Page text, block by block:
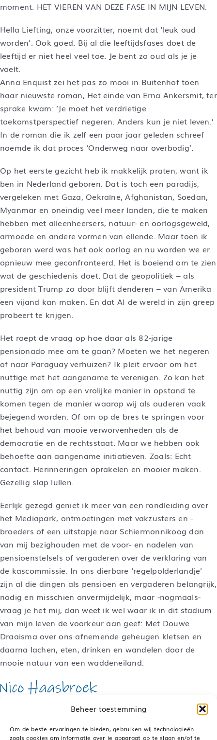
Beheer toestemming
Om de beste ervaringen te bieden, gebruiken wij technologieën
zoals cookies om informatie over je apparaat op te slaan en/of te
moment. HET VIEREN VAN DEZE FASE IN MIJN LEVEN.
Hella Liefting, onze voorzitter, noemt dat ‘leuk oud
worden’. Ook goed. Bij al die leeftijdsfases doet de
leeftijd er niet heel veel toe. Je bent zo oud als je je
voelt.
Anna Enquist zei het pas zo mooi in Buitenhof toen
haar nieuwste roman, Het einde van Erna Ankersmit, ter
sprake kwam: ’Je moet het verdrietige
toekomstperspectief negeren. Anders kun je niet leven.’
In de roman die ik zelf een paar jaar geleden schreef
noemde ik dat proces ‘Onderweg naar overbodig’.
Op het eerste gezicht heb ik makkelijk praten, want ik
ben in Nederland geboren. Dat is toch een paradijs,
vergeleken met Gaza, Oekraïne, Afghanistan, Soedan,
Myanmar en oneindig veel meer landen, die te maken
hebben met alleenheersers, natuur- en oorlogsgeweld,
armoede en andere vormen van ellende. Maar toen ik
geboren werd was het ook oorlog en nu worden we er
opnieuw mee geconfronteerd. Het is boeiend om te zien
wat de geschiedenis doet. Dat de geopolitiek – als
president Trump zo door blijft denderen – van Amerika
een vijand kan maken. En dat AI de wereld in zijn greep
probeert te krijgen.
Het roept de vraag op hoe daar als 82-jarige
pensionado mee om te gaan? Moeten we het negeren
of naar Paraguay verhuizen? Ik pleit ervoor om het
nuttige met het aangename te verenigen. Zo kan het
nuttig zijn om op een vrolijke manier in opstand te
komen tegen de manier waarop wij als ouderen vaak
bejegend worden. Of om op de bres te springen voor
het behoud van mooie verworvenheden als de
democratie en de rechtsstaat. Maar we hebben ook
behoefte aan aangename initiatieven. Zoals: Echt
contact. Herinneringen oprakelen en mooier maken.
Gezellig slap lullen.
Eerlijk gezegd geniet ik meer van een rondleiding over
het Mediapark, ontmoetingen met vakzusters en -
broeders of een uitstapje naar Schiermonnikoog dan
van mij bezighouden met de voor- en nadelen van
pensioenstelsels of vergaderen over de verklaring van
de kascommissie. In ons dierbare ‘regelpolderlandje’
zijn al die dingen als pensioen en vergaderen belangrijk,
nodig en misschien onvermijdelijk, maar -nogmaals-
vraag je het mij, dan weet ik wel waar ik in dit stadium
van mijn leven de voorkeur aan geef: Met Douwe
Draaisma over ons afnemende geheugen kletsen en
daarna lachen, eten, drinken en wandelen door de
mooie natuur van een waddeneiland.